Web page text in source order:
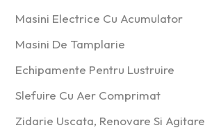
Masini Electrice Cu Acumulator
Masini De Tamplarie
Echipamente Pentru Lustruire
Slefuire Cu Aer Comprimat
Zidarie Uscata, Renovare Si Agitare